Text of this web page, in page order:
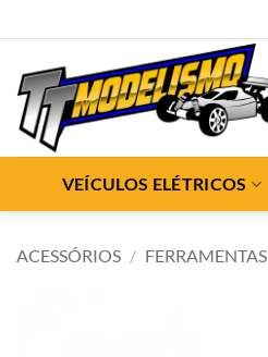
to
content
VEÍCULOS ELÉTRICOS
ACESSÓRIOS / FERRAMENTAS